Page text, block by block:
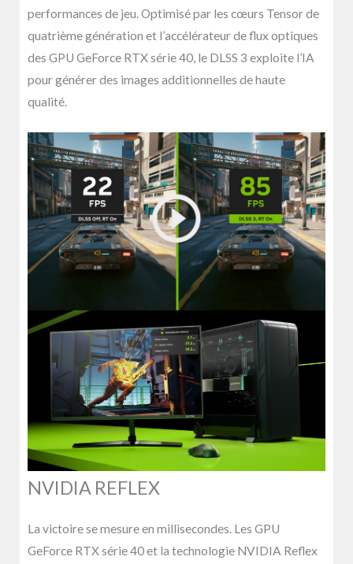
performances de jeu. Optimisé par les cœurs Tensor de
quatrième génération et l’accélérateur de flux optiques
des GPU GeForce RTX série 40, le DLSS 3 exploite l’IA
pour générer des images additionnelles de haute
qualité.
NVIDIA REFLEX
La victoire se mesure en millisecondes. Les GPU
GeForce RTX série 40 et la technologie NVIDIA Reflex